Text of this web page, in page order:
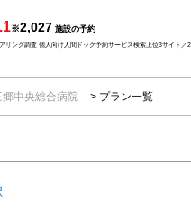
※2,027 施設の予約
リング調査 個人向け人間ドック予約サービス検索上位3サイト／
郷中央総合病院 プラン一覧